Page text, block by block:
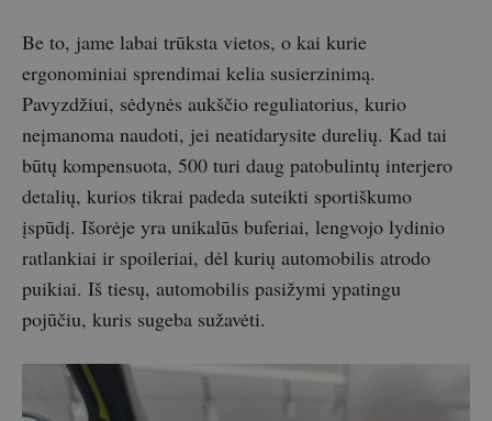
Be to, jame labai trūksta vietos, o kai kurie
ergonominiai sprendimai kelia susierzinimą.
Pavyzdžiui, sėdynės aukščio reguliatorius, kurio
neįmanoma naudoti, jei neatidarysite durelių. Kad tai
būtų kompensuota, 500 turi daug patobulintų interjero
detalių, kurios tikrai padeda suteikti sportiškumo
įspūdį. Išorėje yra unikalūs buferiai, lengvojo lydinio
ratlankiai ir spoileriai, dėl kurių automobilis atrodo
puikiai. Iš tiesų, automobilis pasižymi ypatingu
pojūčiu, kuris sugeba sužavėti.